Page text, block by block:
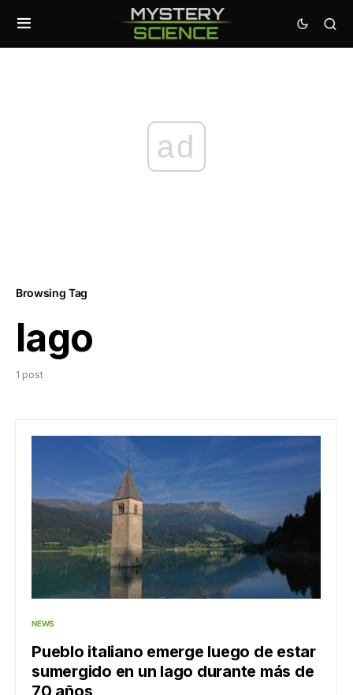
ad
Browsing Tag
lago
1 post
NEWS
Pueblo italiano emerge luego de estar
sumergido en un lago durante más de
70 años